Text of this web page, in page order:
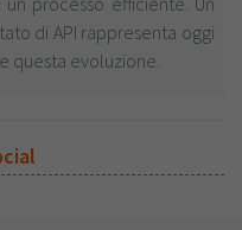
di API rappresenta oggi
questa evoluzione.